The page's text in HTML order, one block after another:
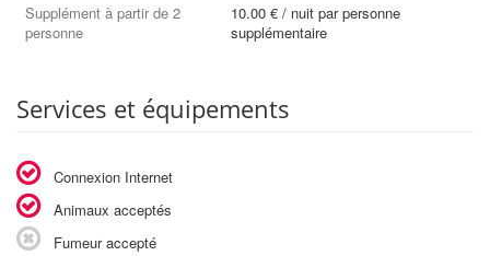
Supplément à partir de 2
personne
10.00 € / nuit par personne
supplémentaire
Services et équipements
Connexion Internet
Animaux acceptés
Fumeur accepté